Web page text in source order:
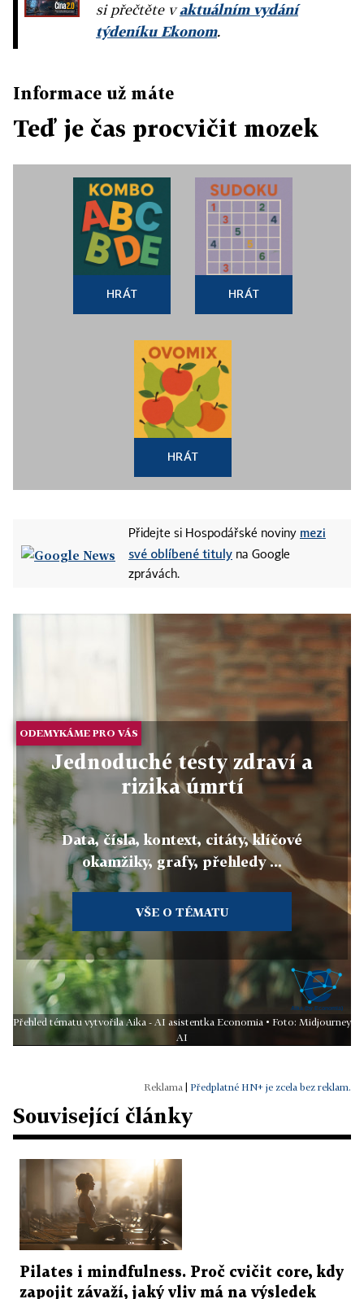
si přečtěte vaktuálním vydání
týdeníku Ekonom.
Informace už máte
Teď je čas procvičit mozek
HRÁT HRÁT
HRÁT
Přidejte si Hospodářské noviny mezi
své oblíbené tituly na Google
zprávách.
ODEMYKÁME PRO VÁS
Jednoduché testy zdraví a
rizika úmrtí
Data, čísla, kontext, citáty, klíčové
okamžiky, grafy, přehledy ...
VŠE O TÉMATU
Přehled tématu vytvořila Aika - AI asistentka Economia • Foto: Midjourney
AI
| Předplatné HN+ je zcela bez reklam.
Související články
Pilates i mindfulness. Proč cvičit core, kdy
zapojit závaží, jaký vliv má na výsledek